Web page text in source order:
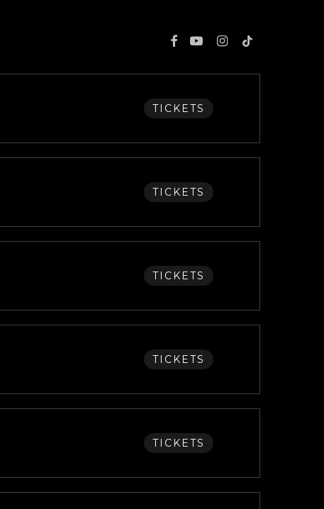
FACEBOOK
YOUTUBEINSTAGRAM
TIKTOK
TICKETS
TICKETS
TICKETS
TICKETS
TICKETS